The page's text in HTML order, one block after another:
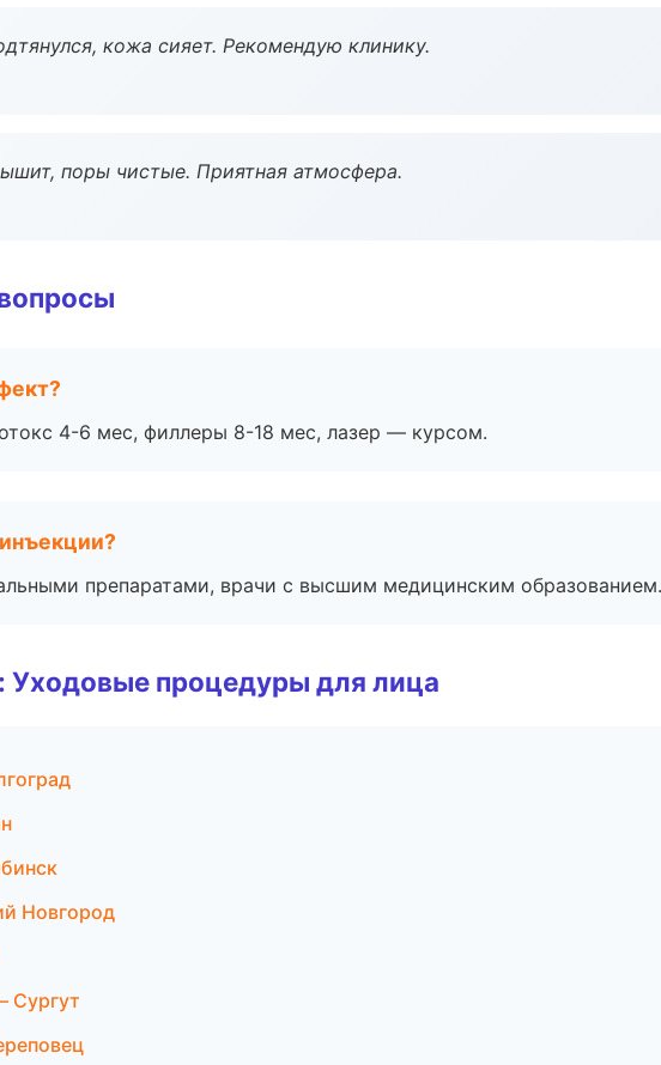
кожа сияет. Рекомендую клинику.
поры чистые. Приятная атмосфера.
4-6 мес, филлеры 8-18 мес, лазер — курсом.
препаратами, врачи с высшим медицинским образованием.
процедуры для лица
Новгород
Сургут